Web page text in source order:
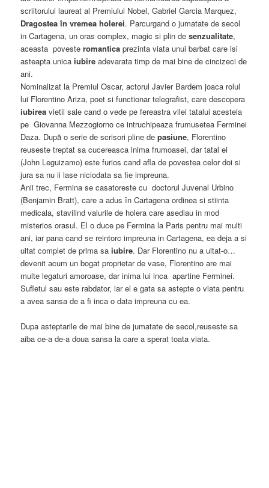
scriitorului laureat al Premiului Nobel, Gabriel Garcia Marquez,
Dragostea în vremea holerei. Parcurgand o jumatate de secol
in Cartagena, un oras complex, magic si plin desenzualitate,
aceasta povesteromantica prezinta viata unui barbat care isi
asteapta unica iubire adevarata timp de mai bine de cincizeci de
ani.
Nominalizat la Premiul Oscar, actorul Javier Bardem joaca rolul
lui Florentino Ariza, poet si functionar telegrafist, care descopera
iubirea vietii sale cand o vede pe fereastra vilei tatalui acesteia
pe Giovanna Mezzogiorno ce intruchipeaza frumusetea Ferminei
Daza. După o serie de scrisori pline depasiune, Florentino
reuseste treptat sa cucereasca inima frumoasei, dar tatal ei
(John Leguizamo) este furios cand afla de povestea celor doi si
jura sa nu ii lase niciodata sa fie impreuna.
Anii trec, Fermina se casatoreste cu doctorul Juvenal Urbino
(Benjamin Bratt), care a adus în Cartagena ordinea si stiinta
medicala, stavilind valurile de holera care asediau in mod
misterios orasul. El o duce pe Fermina la Paris pentru mai multi
ani, iar pana cand se reintorc impreuna in Cartagena, ea deja a si
uitat complet de prima sa iubire. Dar Florentino nu a uitat-o…
devenit acum un bogat proprietar de vase, Florentino are mai
multe legaturi amoroase, dar inima lui inca apartine Ferminei.
Sufletul sau este rabdator, iar el e gata sa astepte o viata pentru
a avea sansa de a fi inca o data impreuna cu ea.
Dupa asteptarile de mai bine de jumatate de secol,reuseste sa
aiba ce-a de-a doua sansa la care a sperat toata viata.